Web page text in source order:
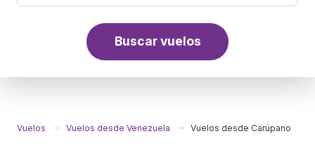
Buscar vuelos
Vuelos Vuelos desde Venezuela Vuelos desde Carúpano